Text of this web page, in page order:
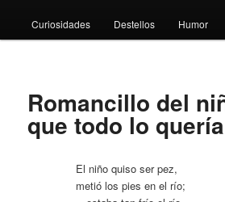
Curiosidades Destellos Humor
Romancillo del
que todo lo
El niño quiso ser pez,
metió los pies en el río;